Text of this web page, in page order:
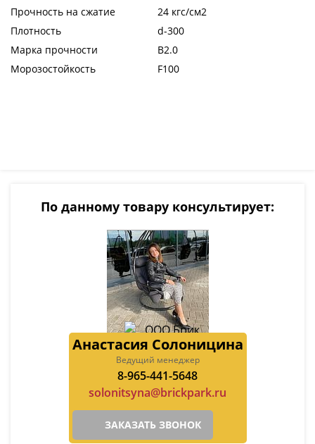
Прочность на сжатие
24 кгс/см2
Плотность
d-300
Марка прочности
B2.0
Морозостойкость
F100
По данному товару консультирует:
Анастасия Солоницина
Ведущий менеджер
8-965-441-5648
solonitsyna@brickpark.ru
ЗАКАЗАТЬ ЗВОНОК